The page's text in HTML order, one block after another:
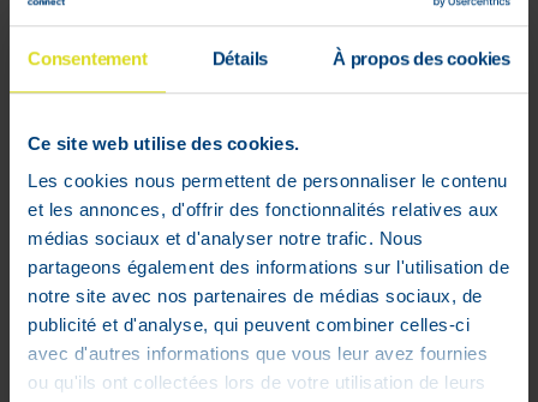
Consentement Détails À propos des cookies
Ce site web utilise des cookies.
Les cookies nous permettent de personnaliser le contenu
et les annonces, d'offrir des fonctionnalités relatives aux
médias sociaux et d'analyser notre trafic. Nous
partageons également des informations sur l'utilisation de
notre site avec nos partenaires de médias sociaux, de
publicité et d'analyse, qui peuvent combiner celles-ci
avec d'autres informations que vous leur avez fournies
ou qu'ils ont collectées lors de votre utilisation de leurs
bij aambeien
Voordelen:
• Inwendig en uitwendig gebruik – incl.
herbruikbare applicator voor
inwendig, rectaal aanbrengen
• Mag bij zwangerschap en borstvoeding
• Zonder cortisonepreparaten en
verdovingsmiddelen
• 100% Natuurlijk – Bio Label